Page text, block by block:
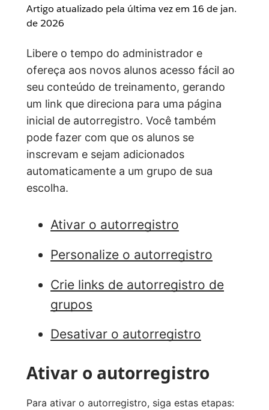
Artigo atualizado pela última vez em 16 de jan.
de 2026
Libere o tempo do administrador e
ofereça aos novos alunos acesso fácil ao
seu conteúdo de treinamento, gerando
um link que direciona para uma página
inicial de autorregistro. Você também
pode fazer com que os alunos se
inscrevam e sejam adicionados
automaticamente a um grupo de sua
escolha.
Ativar o autorregistro
Personalize o autorregistro
Crie links de autorregistro de
grupos
Desativar o autorregistro
Ativar o autorregistro
Para ativar o autorregistro, siga estas etapas: